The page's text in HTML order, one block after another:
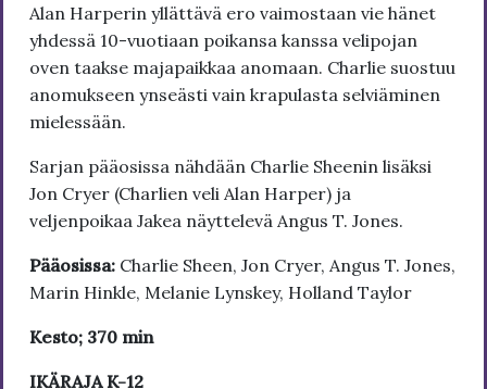
Alan Harperin yllättävä ero vaimostaan vie hänet
yhdessä 10-vuotiaan poikansa kanssa velipojan
oven taakse majapaikkaa anomaan. Charlie suostuu
anomukseen ynseästi vain krapulasta selviäminen
mielessään.
Sarjan pääosissa nähdään Charlie Sheenin lisäksi
Jon Cryer (Charlien veli Alan Harper) ja
veljenpoikaa Jakea näyttelevä Angus T. Jones.
Pääosissa: Charlie Sheen, Jon Cryer, Angus T. Jones,
Marin Hinkle, Melanie Lynskey, Holland Taylor
Kesto; 370 min
IKÄRAJA K-12